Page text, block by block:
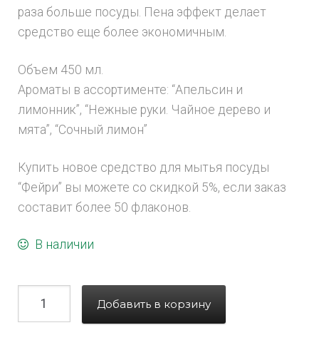
раза больше посуды. Пена эффект делает
средство еще более экономичным.
Объем 450 мл.
Ароматы в ассортименте: “Апельсин и
лимонник”, “Нежные руки. Чайное дерево и
мята”, “Сочный лимон”
Купить новое средство для мытья посуды
“Фейри” вы можете со скидкой 5%, если заказ
составит более 50 флаконов.
В наличии
Добавить в корзину